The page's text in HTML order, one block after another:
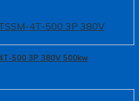
500 3P 380V 500kw